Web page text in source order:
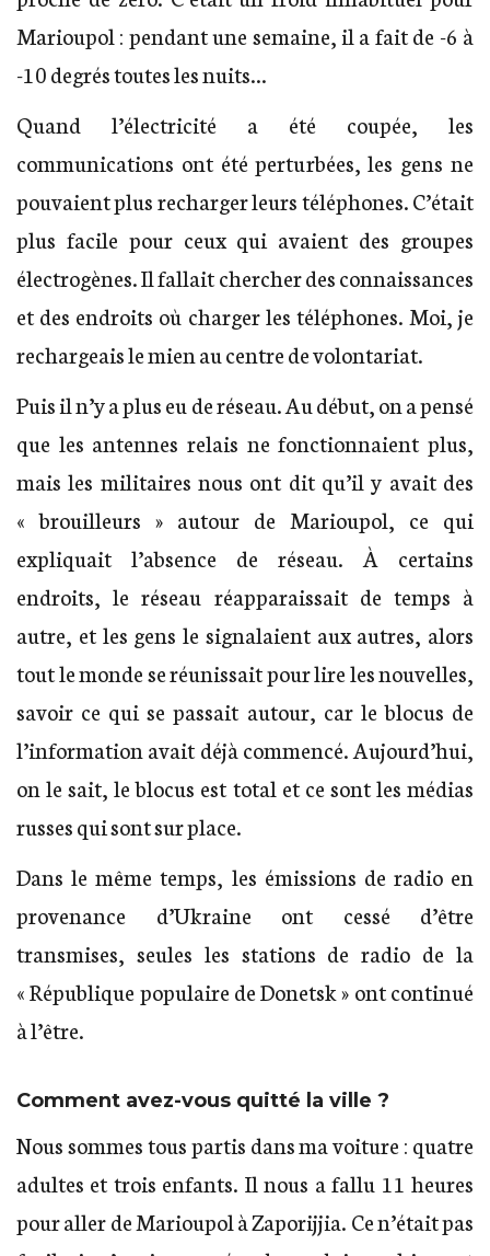
Marioupol : pendant une semaine, il a fait de -6 à
-10 degrés toutes les nuits…
Quand l’électricité a été coupée, les
communications ont été perturbées, les gens ne
pouvaient plus recharger leurs téléphones. C’était
plus facile pour ceux qui avaient des groupes
électrogènes. Il fallait chercher des connaissances
et des endroits où charger les téléphones. Moi, je
rechargeais le mien au centre de volontariat.
Puis il n’y a plus eu de réseau. Au début, on a pensé
que les antennes relais ne fonctionnaient plus,
mais les militaires nous ont dit qu’il y avait des
« brouilleurs » autour de Marioupol, ce qui
expliquait l’absence de réseau. À certains
endroits, le réseau réapparaissait de temps à
autre, et les gens le signalaient aux autres, alors
tout le monde se réunissait pour lire les nouvelles,
savoir ce qui se passait autour, car le blocus de
l’information avait déjà commencé. Aujourd’hui,
on le sait, le blocus est total et ce sont les médias
russes qui sont sur place.
Dans le même temps, les émissions de radio en
provenance d’Ukraine ont cessé d’être
transmises, seules les stations de radio de la
« République populaire de Donetsk » ont continué
à l’être.
Comment avez-vous quitté la ville ?
Nous sommes tous partis dans ma voiture : quatre
adultes et trois enfants. Il nous a fallu 11 heures
pour aller de Marioupol à Zaporijjia. Ce n’était pas